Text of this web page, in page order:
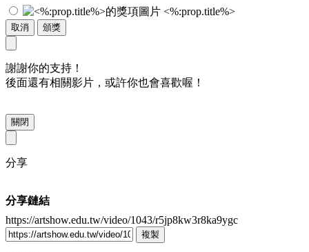
<%:prop.title%>
取消 頒獎
謝謝你的支持！
後面還有相關影片，或許你也會喜歡喔！
關閉
分享
分享鏈結
https://artshow.edu.tw/video/1043/r5jp8kw3r8ka9ygc
複製